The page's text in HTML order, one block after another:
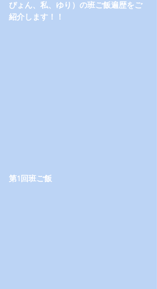
ぴょん、私、ゆり）の班ご飯遍歴をご
紹介します！！
第1回班ご飯